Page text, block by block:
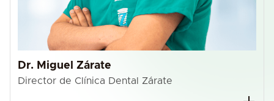
Dr. Miguel Zárate
Director de Clínica Dental Zárate